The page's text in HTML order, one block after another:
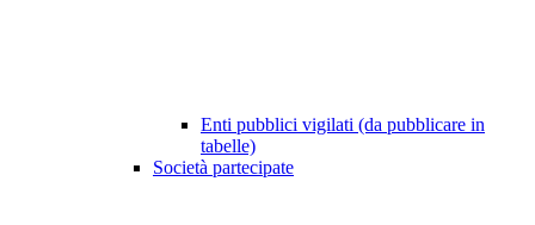
Enti pubblici vigilati (da pubblicare in
tabelle)
Società partecipate